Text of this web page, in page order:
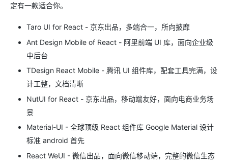
定有一款适合你。
Taro UI for React - 京东出品，多端合一，所向披靡
Ant Design Mobile of React - 阿里前端 UI 库，面向企业级
中后台
TDesign React Mobile - 腾讯 UI 组件库，配套工具完满，设
计工整，文档清晰
NutUI for React - 京东出品，移动端友好，面向电商业务场
景
Material-UI - 全球顶级 React 组件库 Google Material 设计
标准 android 首先
React WeUI - 微信出品，面向微信移动端，完整的微信生态